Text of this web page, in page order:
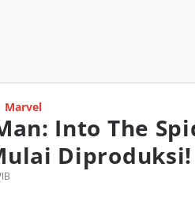
Marvel
Into The
Diproduksi!